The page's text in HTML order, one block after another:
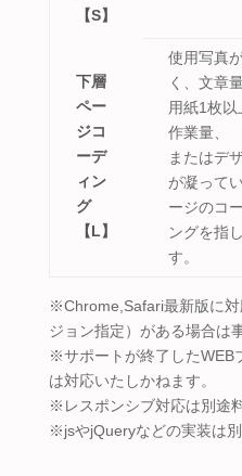
【S】
下層
ペー
ジコ
ーデ
ィン
グ
【L】
使用写真
く、文章
用紙1枚以
作業量、
またはデ
が凝って
ージのコ
ングを指
す。
※Chrome,Safari最新版に
ジョン指定）がある場合は
※サポートが終了したWEB
は対応いたしかねます。
※レスポンシブ対応は別途
※jsやjQueryなどの実装は別